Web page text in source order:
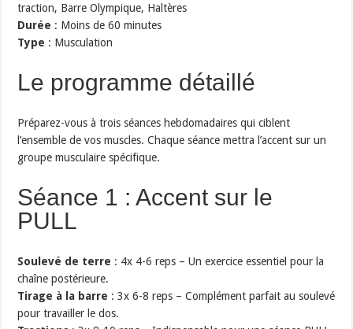
traction, Barre Olympique, Haltères
Durée : Moins de 60 minutes
Type : Musculation
Le programme détaillé
Préparez-vous à trois séances hebdomadaires qui ciblent
l’ensemble de vos muscles. Chaque séance mettra l’accent sur un
groupe musculaire spécifique.
Séance 1 : Accent sur le
PULL
Soulevé de terre : 4x 4-6 reps – Un exercice essentiel pour la
chaîne postérieure.
Tirage à la barre : 3x 6-8 reps – Complément parfait au soulevé
pour travailler le dos.